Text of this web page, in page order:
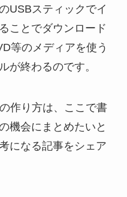
USBスティックでイ
ことでダウンロード
等のメディアを使う
が終わるのです。
作り方は、ここで書
機会にまとめたいと
になる記事をシェア